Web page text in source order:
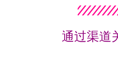
通过渠道